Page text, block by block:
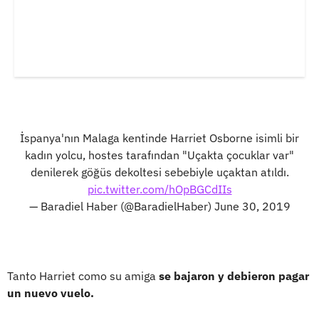
İspanya'nın Malaga kentinde Harriet Osborne isimli bir
kadın yolcu, hostes tarafından "Uçakta çocuklar var"
denilerek göğüs dekoltesi sebebiyle uçaktan atıldı.
pic.twitter.com/hOpBGCdIIs
— Baradiel Haber (@BaradielHaber) June 30, 2019
Tanto Harriet como su amiga se bajaron y debieron pagar
un nuevo vuelo.